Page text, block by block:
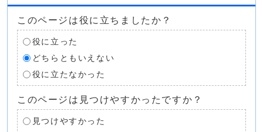
このページは役に立ちましたか？
役に立った
どちらともいえない
役に立たなかった
このページは見つけやすかったですか？
見つけやすかった